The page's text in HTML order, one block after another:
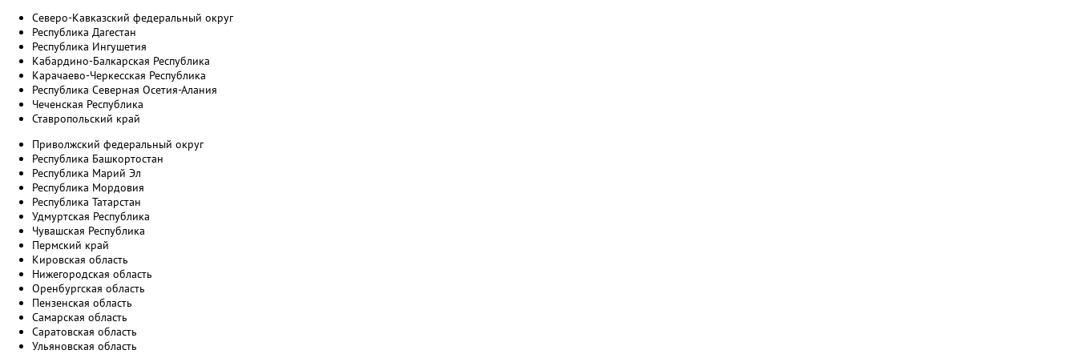
Северо-Кавказский федеральный округ
Республика Дагестан
Республика Ингушетия
Кабардино-Балкарская Республика
Карачаево-Черкесская Республика
Республика Северная Осетия-Алания
Чеченская Республика
Ставропольский край
Приволжский федеральный округ
Республика Башкортостан
Республика Марий Эл
Республика Мордовия
Республика Татарстан
Удмуртская Республика
Чувашская Республика
Пермский край
Кировская область
Нижегородская область
Оренбургская область
Пензенская область
Самарская область
Саратовская область
Ульяновская область